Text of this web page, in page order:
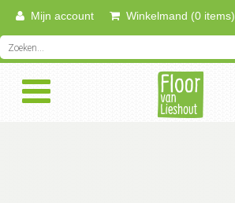
Mijn account Winkelmand (0 items)